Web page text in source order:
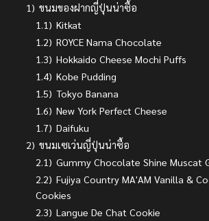
1) ขนมของฝากญี่ปุ่นน่าซื้อ
1.1) Kitkat
1.2) ROYCE Nama Chocolate
1.3) Hokkaido Cheese Mochi Puffs
1.4) Kobe Pudding
1.5) Tokyo Banana
1.6) New York Perfect Cheese
1.7) Daifuku
2) ขนมเซเว่นญี่ปุ่นน่าซื้อ
2.1) Gummy Chocolate Shine Muscat
2.2) Fujiya Country MA'AM Vanilla &
Cookies
2.3) Langue De Chat Cookie